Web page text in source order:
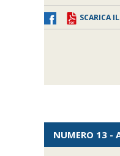
SCARICA
NUMERO 13 -